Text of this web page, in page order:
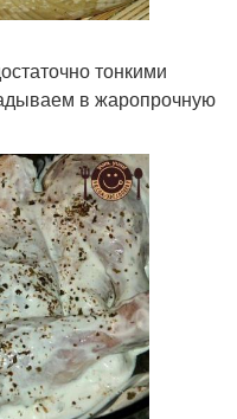
тонкими
в жаропрочную